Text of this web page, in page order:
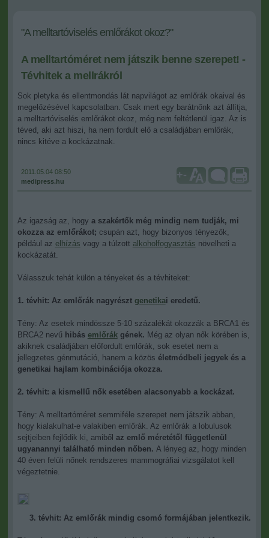
"A melltartóviselés emlőrákot okoz?"
A melltartóméret nem játszik benne szerepet! -
Tévhitek a mellrákról
Sok pletyka és ellentmondás lát napvilágot az emlőrák okaival és
megelőzésével kapcsolatban. Csak mert egy barátnőnk azt állítja,
a melltartóviselés emlőrákot okoz, még nem feltétlenül igaz. Az is
téved, aki azt hiszi, ha nem fordult elő a családjában emlőrák,
nincs kitéve a kockázatnak.
2011.05.04 08:50
medipress.hu
+-
Az igazság az, hogy a szakértők még mindig nem tudják, mi
okozza az emlőrákot; csupán azt, hogy bizonyos tényezők,
például az elhízás vagy a túlzott alkoholfogyasztás növelheti a
kockázatát.
Válasszuk tehát külön a tényeket és a tévhiteket:
1. tévhit: Az emlőrák nagyrészt genetikai eredetű.
Tény: Az esetek mindössze 5-10 százalékát okozzák a BRCA1 és
BRCA2 nevű hibás emlőrákgének. Még az olyan nők körében is,
akiknek családjában előfordult emlőrák, sok esetet nem a
jellegzetes génmutáció, hanem a közös életmódbeli jegyek és a
genetikai hajlam kombinációja okozza.
2. tévhit: a kismellű nők esetében alacsonyabb a kockázat.
Tény: A melltartóméret semmiféle szerepet nem játszik abban,
hogy kialakulhat-e valakiben emlőrák. Az emlőrák a lobulusok
sejtjeiben fejlődik ki, amiből az emlő méretétől függetlenül
ugyanannyi található minden nőben. A lényeg az, hogy minden
40 éven felüli nőnek rendszeres mammográfiai vizsgálatot kell
végeztetnie.
3. tévhit: Az emlőrák mindig csomó formájában jelentkezik.